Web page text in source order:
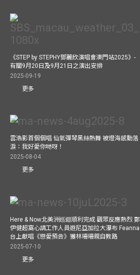
《STEP by STEPHY鄧麗欣演唱會澳門站2025》-
有關9月20日及9月21日之演出安排
2025-09-19
更多
雲浩影首個個唱 仙氣彈琴黑絲熱舞 被燈海感動落
淚：我好愛你哋呀！
2025-08-04
更多
Here & Now北美洲巡迴順利完成 觀眾反應熱烈 鄭
伊健超窩心請工作人員遊尼亞加拉大瀑布 Feanna
台上獻唱《戀愛預告》獲林珊珊親自教路
2025-07-10
更多